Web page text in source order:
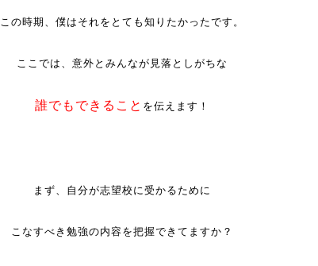
この時期、僕はそれをとても知りたかったです。
ここでは、意外とみんなが見落としがちな
誰でもできること を伝えます！
まず、自分が志望校に受かるために
こなすべき勉強の内容を把握できてますか？